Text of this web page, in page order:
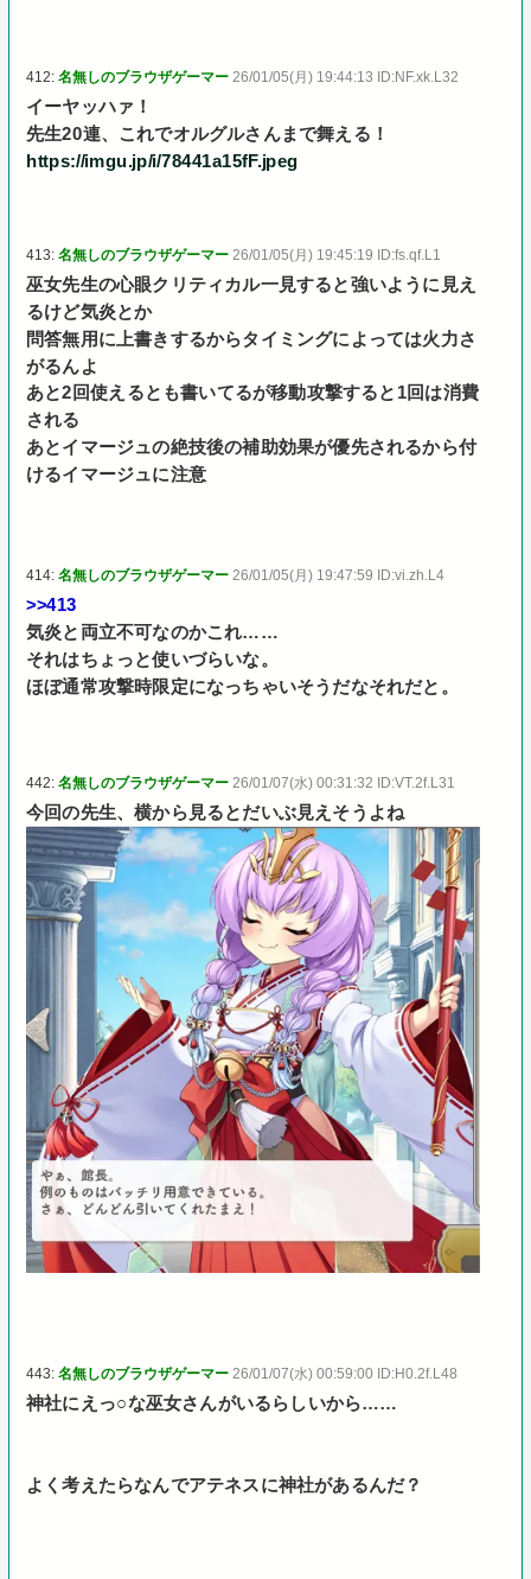
412:名無しのブラウザゲーマー 26/01/05(月) 19:44:13 ID:NF.xk.L32
イーヤッハァ！
先生20連、これでオルグルさんまで舞える！
https://imgu.jp/i/78441a15fF.jpeg
413:名無しのブラウザゲーマー 26/01/05(月) 19:45:19 ID:fs.qf.L1
巫女先生の心眼クリティカル一見すると強いように見え
るけど気炎とか
問答無用に上書きするからタイミングによっては火力さ
がるんよ
あと2回使えるとも書いてるが移動攻撃すると1回は消費
される
あとイマージュの絶技後の補助効果が優先されるから付
けるイマージュに注意
414:名無しのブラウザゲーマー 26/01/05(月) 19:47:59 ID:vi.zh.L4
>>413
気炎と両立不可なのかこれ……
それはちょっと使いづらいな。
ほぼ通常攻撃時限定になっちゃいそうだなそれだと。
442:名無しのブラウザゲーマー 26/01/07(水) 00:31:32 ID:VT.2f.L31
今回の先生、横から見るとだいぶ見えそうよね
443:名無しのブラウザゲーマー 26/01/07(水) 00:59:00 ID:H0.2f.L48
神社にえっ○な巫女さんがいるらしいから……
よく考えたらなんでアテネスに神社があるんだ？